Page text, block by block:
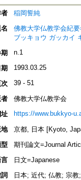
稲岡誓純
佛教大学仏教学会紀
ブッキョウ ガッカイ
n.1
1993.03.25
39 - 51
佛教大学仏教学会
https://www.bukkyo-
京都, 日本 [Kyoto,
期刊論文=Journal
日文=Japanese
日本; 近代; 仏教; 宗